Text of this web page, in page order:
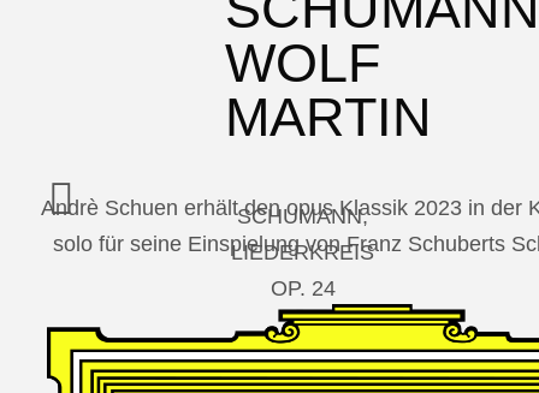
WOLF
MARTIN
SCHUMANN,
LIEDERKREIS
OP. 24
SECHS
MONOLOGE
Andrè Schuen erhält den opus Klassik 2023 in der
solo für seine Einspielung von Franz Schuberts